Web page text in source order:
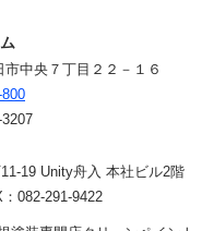
中央７丁目２２－１６
19 Unity舟入 本社ビル2階
082-291-9422